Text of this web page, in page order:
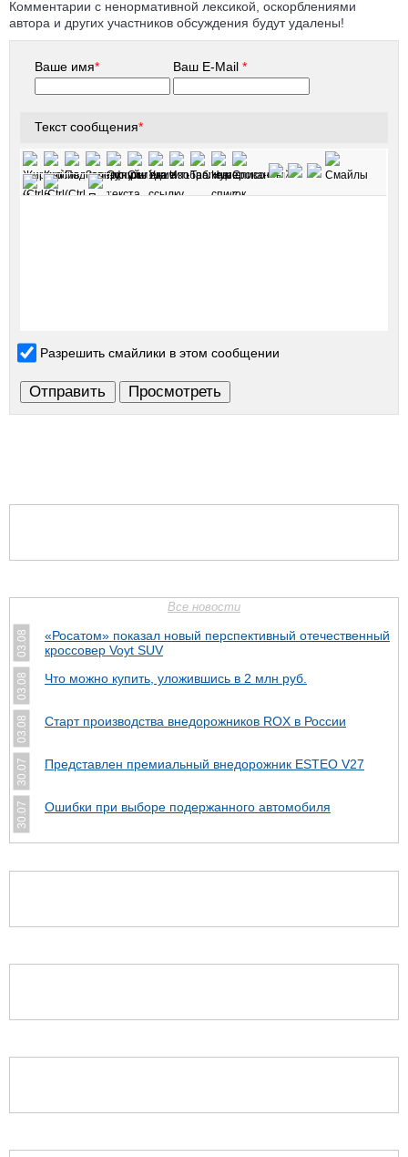
Комментарии с ненормативной лексикой, оскорблениями
автора и других участников обсуждения будут удалены!
Ваше имя* Ваш E-Mail*
Текст сообщения*
Разрешить смайлики в этом сообщении
Все новости
03.08
«Росатом» показал новый перспективный отечественный
кроссовер Voyt SUV
03.08 Что можно купить, уложившись в 2 млн руб.
03.08 Cтарт производства внедорожников ROX в России
30.07 Представлен премиальный внедорожник ESTEO V27
30.07 Ошибки при выборе подержанного автомобиля